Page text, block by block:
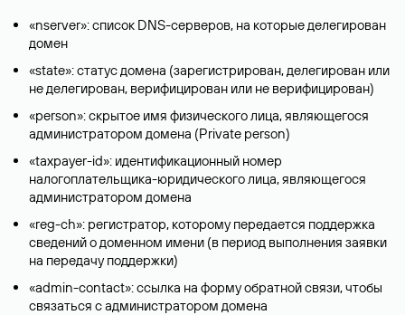
«nserver»: список DNS-серверов, на которые делегирован
домен
«state»: статус домена (зарегистрирован, делегирован или
не делегирован, верифицирован или не верифицирован)
«person»: скрытое имя физического лица, являющегося
администратором домена (Privatе person)
«taxpayer-id»: идентификационный номер
налогоплательщика-юридического лица, являющегося
администратором домена
«reg-ch»: регистратор, которому передается поддержка
сведений о доменном имени (в период выполнения заявки
на передачу поддержки)
«admin-contact»: ссылка на форму обратной связи, чтобы
связаться с администратором домена